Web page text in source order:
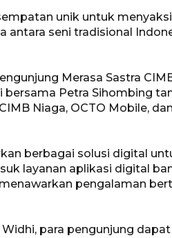
unik untuk
antara seni tradisional
Merasa Sastra
Petra Sihombing
Niaga, OCTO Mobile, dan
berbagai solusi digital
layanan aplikasi digital
pengalaman
para pengunjung
setelah kalahkan
Jakarta 2-1
4 Agustus 2026 20:10